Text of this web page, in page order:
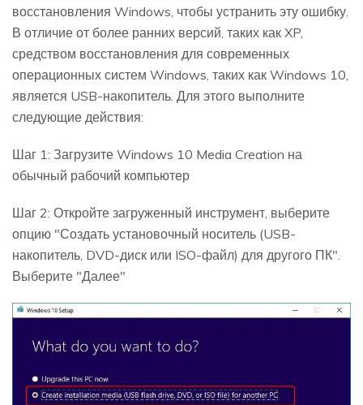
восстановления Windows, чтобы устранить эту ошибку.
В отличие от более ранних версий, таких как XP,
средством восстановления для современных
операционных систем Windows, таких как Windows 10,
является USB-накопитель. Для этого выполните
следующие действия:
Шаг 1: Загрузите Windows 10 Media Creation на
обычный рабочий компьютер
Шаг 2: Откройте загруженный инструмент, выберите
опцию "Создать установочный носитель (USB-
накопитель, DVD-диск или ISO-файл) для другого ПК".
Выберите "Далее"